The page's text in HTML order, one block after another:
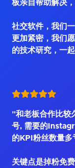
板亲自帮助解决，
社交软件，我们
更加紧密，我们
的技术研究，一
"和老板合作比较
号, 需要的
的KPI粉丝数量多
关键点是掉粉免